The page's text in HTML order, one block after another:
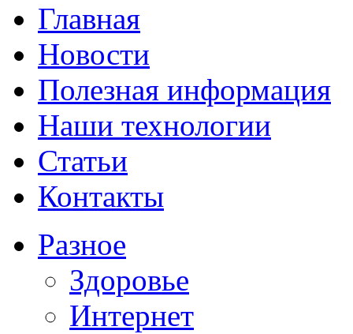
Главная
Новости
Полезная информация
Наши технологии
Статьи
Контакты
Разное
Здоровье
Интернет